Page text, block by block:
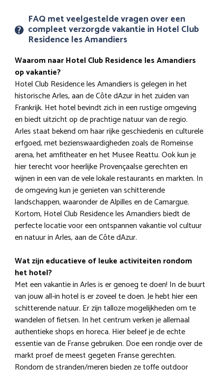
FAQ met veelgestelde vragen over een
compleet verzorgde vakantie in Hotel Club
Residence les Amandiers
Waarom naar Hotel Club Residence les Amandiers
op vakantie?
Hotel Club Residence les Amandiers is gelegen in het
historische Arles, aan de Côte dAzur in het zuiden van
Frankrijk. Het hotel bevindt zich in een rustige omgeving
en biedt uitzicht op de prachtige natuur van de regio.
Arles staat bekend om haar rijke geschiedenis en culturele
erfgoed, met bezienswaardigheden zoals de Romeinse
arena, het amfitheater en het Musee Reattu. Ook kun je
hier terecht voor heerlijke Provençaalse gerechten en
wijnen in een van de vele lokale restaurants en markten. In
de omgeving kun je genieten van schitterende
landschappen, waaronder de Alpilles en de Camargue.
Kortom, Hotel Club Residence les Amandiers biedt de
perfecte locatie voor een ontspannen vakantie vol cultuur
en natuur in Arles, aan de Côte dAzur.
Wat zijn educatieve of leuke activiteiten rondom
het hotel?
Met een vakantie in Arles is er genoeg te doen! In de buurt
van jouw all-in hotel is er zoveel te doen. Je hebt hier een
schitterende natuur. Er zijn talloze mogelijkheden om te
wandelen of fietsen. In het centrum verken je allemaal
authentieke shops en horeca. Hier beleef je de echte
essentie van de Franse gebruiken. Doe een rondje over de
markt proef de meest gegeten Franse gerechten.
Rondom de stranden/meren bieden ze toffe outdoor